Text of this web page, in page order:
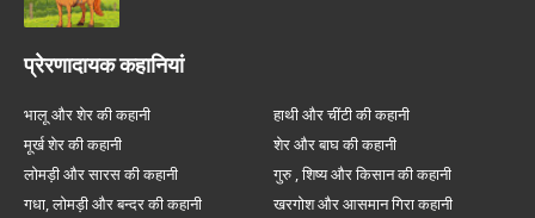
प्रेरणादायक कहानियां
भालू और शेर की कहानी
हाथी और चींटी की कहानी
मूर्ख शेर की कहानी
शेर और बाघ की कहानी
लोमड़ी और सारस की कहानी
गुरु , शिष्य और किसान की कहानी
गधा, लोमड़ी और बन्दर की कहानी
खरगोश और आसमान गिरा कहानी